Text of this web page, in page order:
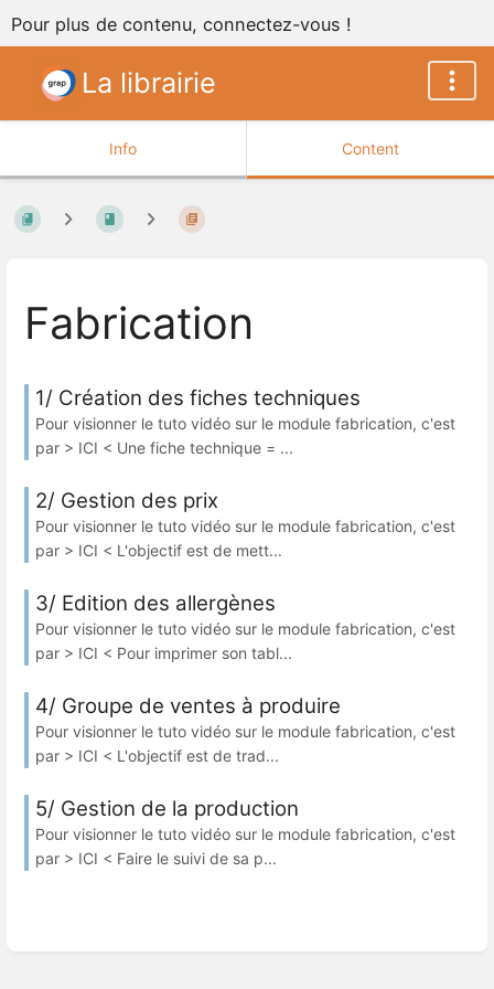
Pour plus de contenu, connectez-vous !
La librairie
Info Content
Fabrication
1/ Création des fiches techniques
Pour visionner le tuto vidéo sur le module fabrication, c'est
par > ICI < Une fiche technique = ...
2/ Gestion des prix
Pour visionner le tuto vidéo sur le module fabrication, c'est
par > ICI < L'objectif est de mett...
3/ Edition des allergènes
Pour visionner le tuto vidéo sur le module fabrication, c'est
par > ICI < Pour imprimer son tabl...
4/ Groupe de ventes à produire
Pour visionner le tuto vidéo sur le module fabrication, c'est
par > ICI < L'objectif est de trad...
5/ Gestion de la production
Pour visionner le tuto vidéo sur le module fabrication, c'est
par > ICI < Faire le suivi de sa p...